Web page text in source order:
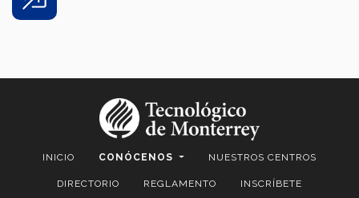
Share
INICIO CONÓCENOS NUESTROS CENTROS
DIRECTORIO REGLAMENTO INSCRÍBETE